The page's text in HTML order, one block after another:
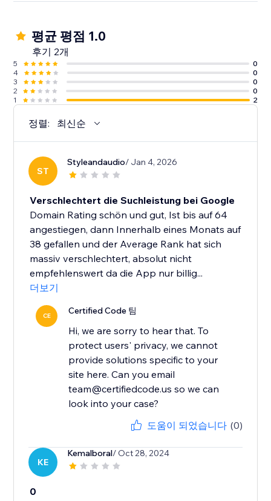
평균 평점 1.0
후기 2개
5
0
4
0
3
0
2
0
1
2
정렬: 최신순
ST
Styleandaudio/ Jan 4, 2026
Verschlechtert die Suchleistung bei Google
Domain Rating schön und gut, Ist bis auf 64
angestiegen, dann Innerhalb eines Monats auf
38 gefallen und der Average Rank hat sich
massiv verschlechtert, absolut nicht
empfehlenswert da die App nur billig...
더보기
CE Certified Code 팀
Hi, we are sorry to hear that. To
protect users' privacy, we cannot
provide solutions specific to your
site here. Can you email
team@certifiedcode.us so we can
look into your case?
도움이 되었습니다 (0)
KE
Kemalboral/ Oct 28, 2024
0